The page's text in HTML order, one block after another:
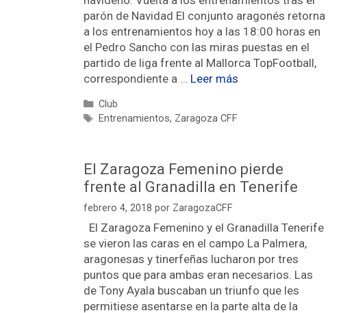
parón de Navidad El conjunto aragonés retorna
a los entrenamientos hoy a las 18:00 horas en
el Pedro Sancho con las miras puestas en el
partido de liga frente al Mallorca TopFootball,
correspondiente a … Leer más
Club
Entrenamientos, Zaragoza CFF
El Zaragoza Femenino pierde
frente al Granadilla en Tenerife
febrero 4, 2018 por ZaragozaCFF
El Zaragoza Femenino y el Granadilla Tenerife
se vieron las caras en el campo La Palmera,
aragonesas y tinerfeñas lucharon por tres
puntos que para ambas eran necesarios. Las
de Tony Ayala buscaban un triunfo que les
permitiese asentarse en la parte alta de la